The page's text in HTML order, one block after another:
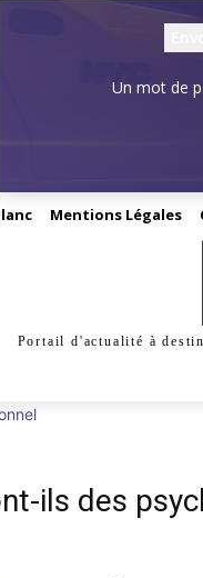
Un mot de
Mentions Légales
Portail d'actualité à
ils des